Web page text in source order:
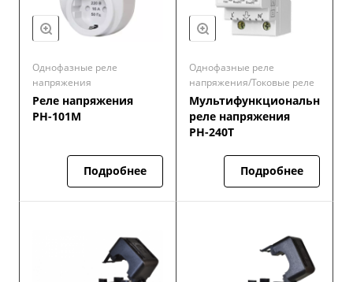
Однофазные реле
напряжения
Реле напряжения
РН-101М
Подробнее
Однофазные реле
напряжения/Токовые реле
Мультифункциональное
реле напряжения
РН-240Т
Подробнее